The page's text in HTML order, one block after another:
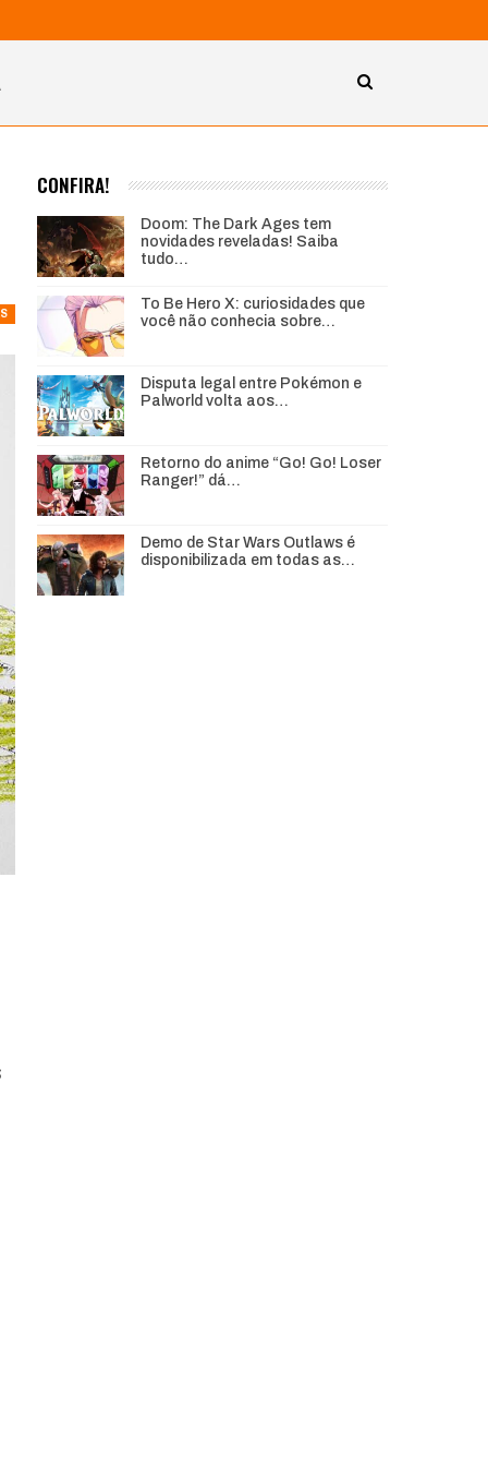
CONFIRA!
Doom: The Dark Ages tem
novidades reveladas! Saiba
tudo…
To Be Hero X: curiosidades que
você não conhecia sobre…
Disputa legal entre Pokémon e
Palworld volta aos…
Retorno do anime “Go! Go! Loser
Ranger!” dá…
Demo de Star Wars Outlaws é
disponibilizada em todas as…